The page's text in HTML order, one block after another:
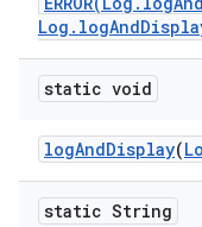
static void
logAndDisplay(
static String